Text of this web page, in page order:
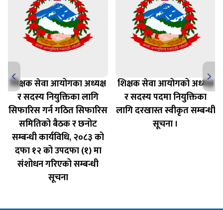
शिक्षक सेवा आयोगका अध्यक्ष
र सदस्य नियुक्तिका लागि
सिफारिस गर्न गठित सिफारिस
समितिको बैठक र छनोट
सम्बन्धी कार्यविधि, २०८३ को
दफा १२ को उपदफा (१) मा
संशोधन गरिएको सम्बन्धी
सूचना
शिक्षक सेवा आयोगको अध्यक्ष
र सदस्य पदमा नियुक्तिका
लागि दरखास्त स्वीकृत सम्बन्धी
सूचना ।